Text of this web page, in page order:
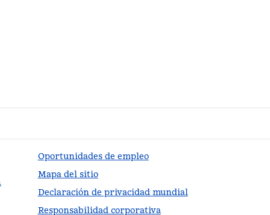
Oportunidades de empleo
Mapa del sitio
Declaración de privacidad mundial
Responsabilidad corporativa